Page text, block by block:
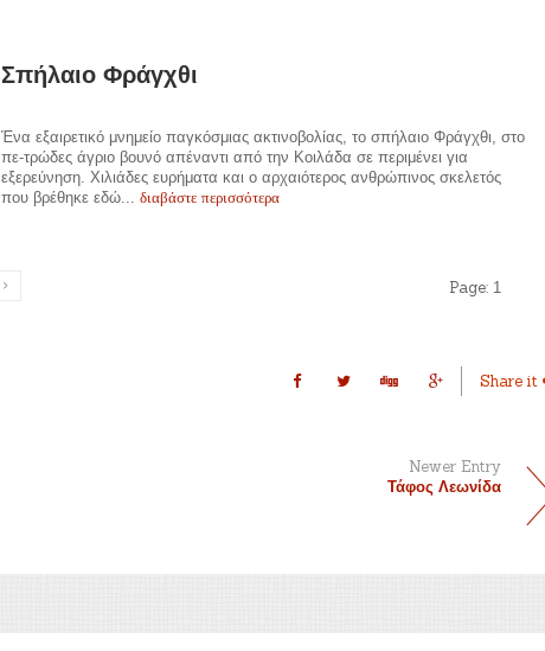
Σπήλαιο Φράγχθι
Ένα εξαιρετικό μνημείο παγκόσμιας ακτινοβολίας, το σπήλαιο Φράγχθι, στο
πε-τρώδες άγριο βουνό απέναντι από την Κοιλάδα σε περιμένει για
εξερεύνηση. Χιλιάδες ευρήματα και ο αρχαιότερος ανθρώπινος σκελετός
που βρέθηκε εδώ...διαβάστε περισσότερα
Page: 1
Share it
Newer Entry
Τάφος Λεωνίδα